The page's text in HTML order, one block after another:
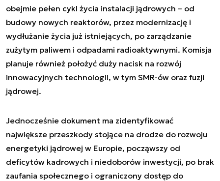
obejmie pełen cykl życia instalacji jądrowych – od
budowy nowych reaktorów, przez modernizację i
wydłużanie życia już istniejących, po zarządzanie
zużytym paliwem i odpadami radioaktywnymi. Komisja
planuje również położyć duży nacisk na rozwój
innowacyjnych technologii, w tym SMR-ów oraz fuzji
jądrowej.
Jednocześnie dokument ma zidentyfikować
największe przeszkody stojące na drodze do rozwoju
energetyki jądrowej w Europie, począwszy od
deficytów kadrowych i niedoborów inwestycji, po brak
zaufania społecznego i ograniczony dostęp do